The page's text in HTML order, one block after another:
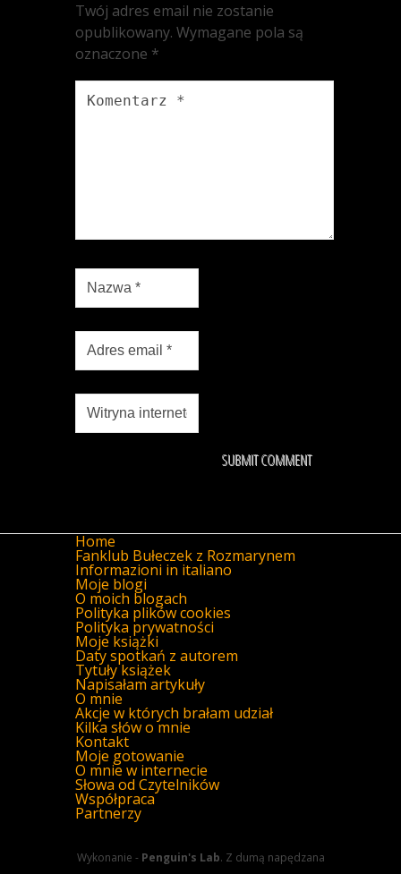
Twój adres email nie zostanie
opublikowany. Wymagane pola są
oznaczone *
Home
Fanklub Bułeczek z Rozmarynem
Informazioni in italiano
Moje blogi
O moich blogach
Polityka plików cookies
Polityka prywatności
Moje książki
Daty spotkań z autorem
Tytuły książek
Napisałam artykuły
O mnie
Akcje w których brałam udział
Kilka słów o mnie
Kontakt
Moje gotowanie
O mnie w internecie
Słowa od Czytelników
Współpraca
Partnerzy
Wykonanie - Penguin's Lab. Z dumą napędzana